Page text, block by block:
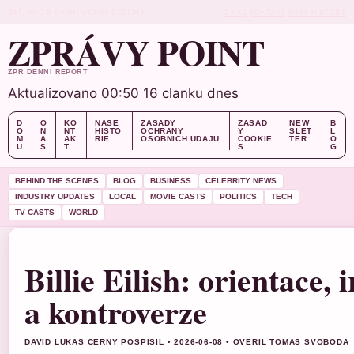
ZPRÁVY POINT
ZPR DENNI REPORT
Aktualizovano 00:50 16 clanku dnes
D
O
M
U
O
N
A
S
KO
NT
AK
T
NASE
HISTO
RIE
ZASADY
OCHRANY
OSOBNICH UDAJU
ZASAD
Y
COOKIE
S
NEW
SLET
TER
B
L
O
G
BEHIND THE SCENES BLOG BUSINESS
CELEBRITY NEWS
INDUSTRY UPDATES
LOCAL MOVIE CASTS POLITICS
TECH
TV CASTS
WORLD
Billie Eilish: orientace,
a kontroverze
DAVID LUKAS CERNY POSPISIL • 2026-06-08 • OVERIL TOMAS SVOBODA